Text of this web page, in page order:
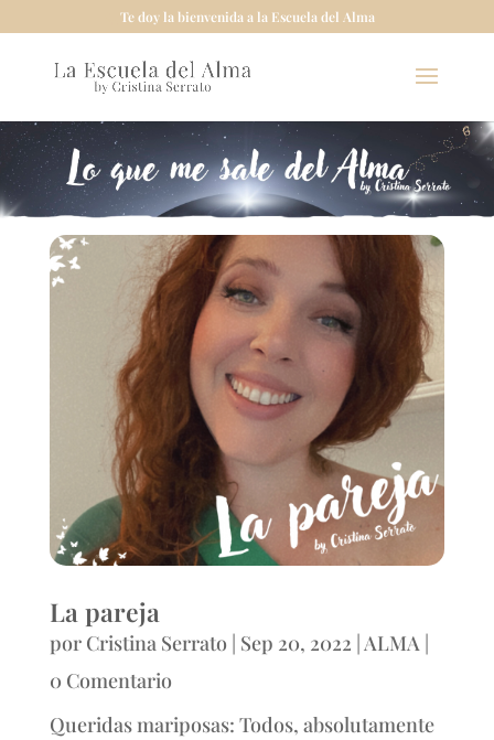
Te doy la bienvenida a la Escuela del Alma
La pareja
por Cristina Serrato| Sep 20, 2022 |ALMA|
0 Comentario
Queridas mariposas: Todos, absolutamente